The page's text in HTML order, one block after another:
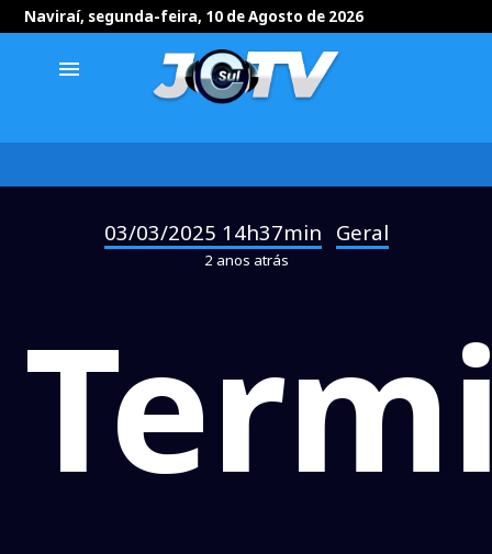
Naviraí, segunda-feira, 10 de Agosto de 2026
menu
03/03/2025 14h37min Geral
2 anos atrás